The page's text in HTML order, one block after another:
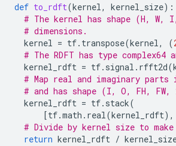
def to_rdft(kernel, kernel_size):
# The kernel has shape (H,
# dimensions.
kernel = tf. transpose(kernel, (
# The RDFT has type
kernel_rdft = tf. signal . rfft2d(
# Map real and imaginary
# and has shape (I, O, FH, FW,
kernel_rdft = tf. stack(
[tf.math . real(kernel_rdft),
# Divide by kernel size to
return kernel_rdft /